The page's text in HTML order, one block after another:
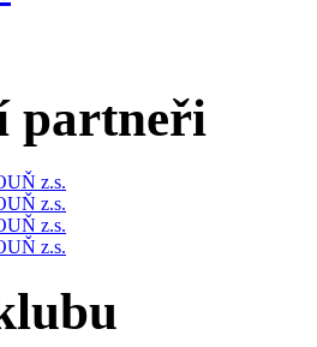
partneři